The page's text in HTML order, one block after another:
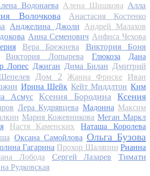
Водонаева Алена Шишкова Алла
Волочкова Анастасия Костенко
Анджелина Джоли
Андрей Малахов
Анна Семенович Анфиса Чехова
Вера Брежнева Виктория Боня
Виктория Лопырева Глюкоза
Дана
Лопес Джиган Дима Билан
Дмитрий
Дом 2 Жанна Фриске
Иван
Ирина Шейк Кейт Миддлтон Ким
Асмус Ксения Бородина
Ксения
Лера Кудрявцева Мадонна Максим
Мария Кожевникова Меган Маркл
Настя Каменских
Наташа Королева
Оксана Самойлова Ольга Бузова
Гагарина Прохор Шаляпин Рианна
Лобода Сергей Лазарев
Тимати
Рудковская